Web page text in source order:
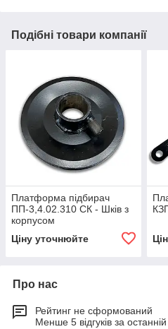
Подібні товари компанії
Платформа підбирач
ПП-3,4.02.310 СК - Шків з
корпусом
Ціну уточнюйте
Про нас
Рейтинг не сформований
Менше 5 відгуків за останній